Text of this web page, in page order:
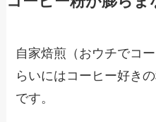
自家焙煎（おウチでコ
らいにはコーヒー好き
です。